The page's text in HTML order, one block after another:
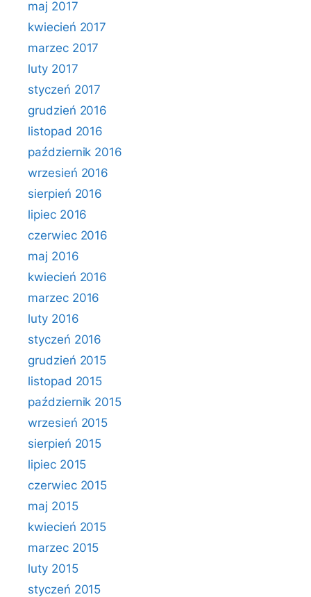
maj 2017
kwiecień 2017
marzec 2017
luty 2017
styczeń 2017
grudzień 2016
listopad 2016
październik 2016
wrzesień 2016
sierpień 2016
lipiec 2016
czerwiec 2016
maj 2016
kwiecień 2016
marzec 2016
luty 2016
styczeń 2016
grudzień 2015
listopad 2015
październik 2015
wrzesień 2015
sierpień 2015
lipiec 2015
czerwiec 2015
maj 2015
kwiecień 2015
marzec 2015
luty 2015
styczeń 2015